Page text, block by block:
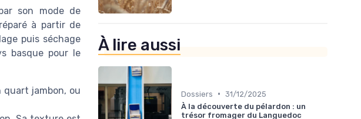
son mode de
à partir de
puis séchage
basque pour le
quart jambon, ou
À lire aussi
Dossiers • 31/12/2025
À la découverte du pélardon : un
trésor fromager du Languedoc